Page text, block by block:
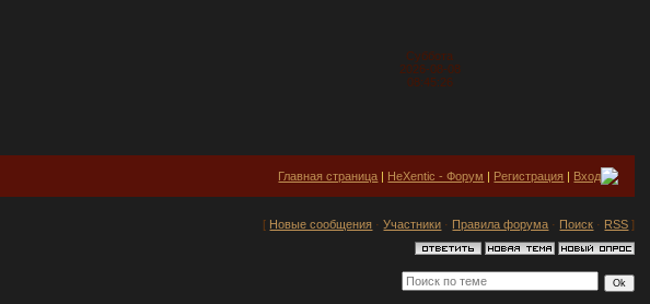
Суббота
2026-08-08
08:45:26
Главная страница | HeXentic - Форум | Регистрация | Вход
[ Новые сообщения ·Участники · Правила форума · Поиск · RSS ]